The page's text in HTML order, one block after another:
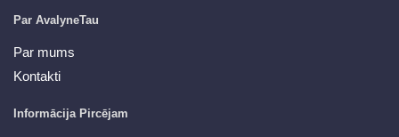
Par AvalyneTau
Par mums
Kontakti
Informācija Pircējam